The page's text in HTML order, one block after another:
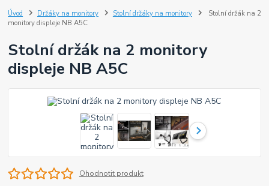
Úvod Držáky na monitory Stolní držáky na monitory
Stolní držák na 2
monitory displeje NB A5C
Stolní držák na 2 monitory
displeje NB A5C
Ohodnotit produkt